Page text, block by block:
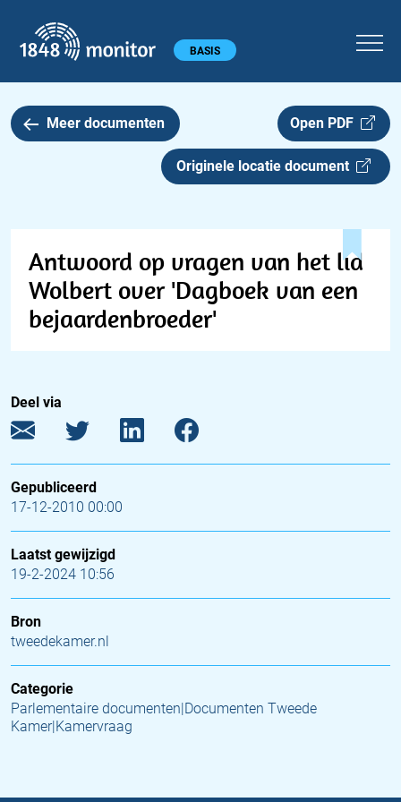
Hoofdmenu BASIS
Meer documenten Open PDF
Originele locatie document
Antwoord op vragen van het lid
Wolbert over 'Dagboek van een
bejaardenbroeder'
Deel via
Gepubliceerd
17-12-2010 00:00
Laatst gewijzigd
19-2-2024 10:56
Bron
tweedekamer.nl
Categorie
Parlementaire documenten|Documenten Tweede
Kamer|Kamervraag